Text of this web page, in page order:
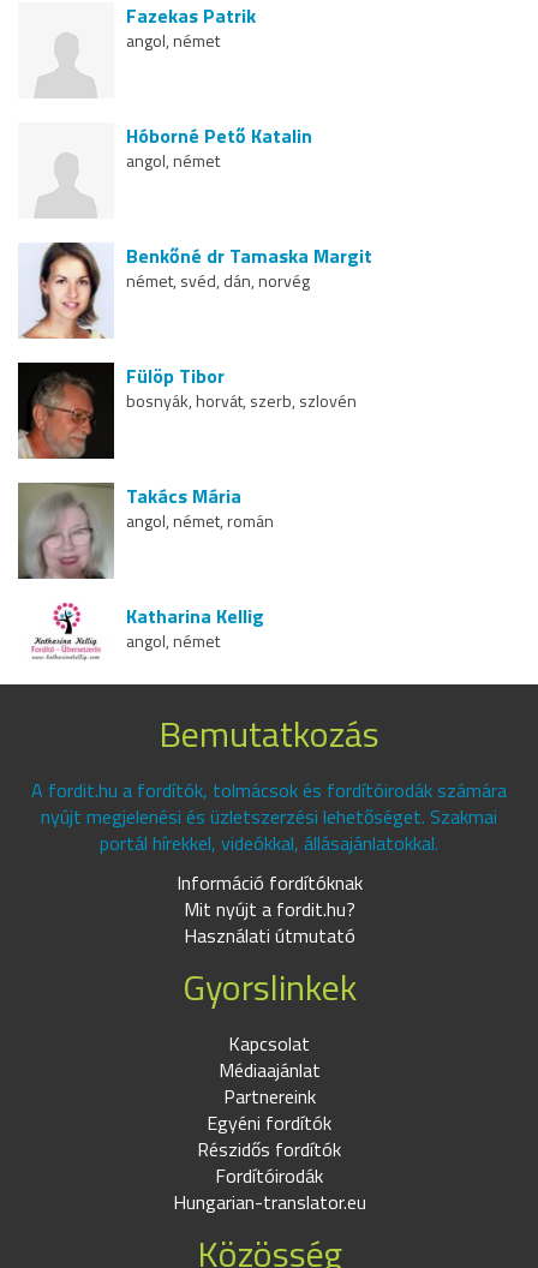
Fazekas Patrik
angol, német
Hóborné Pető Katalin
angol, német
Benkőné dr Tamaska Margit
német, svéd, dán, norvég
Fülöp Tibor
bosnyák, horvát, szerb, szlovén
Takács Mária
angol, német, román
Katharina Kellig
angol, német
Bemutatkozás
A fordit.hu a fordítók, tolmácsok és fordítóirodák számára
nyújt megjelenési és üzletszerzési lehetőséget. Szakmai
portál hírekkel, videókkal, állásajánlatokkal.
Információ fordítóknak
Mit nyújt a fordit.hu?
Használati útmutató
Gyorslinkek
Kapcsolat
Médiaajánlat
Partnereink
Egyéni fordítók
Részidős fordítók
Fordítóirodák
Hungarian-translator.eu
Közösség